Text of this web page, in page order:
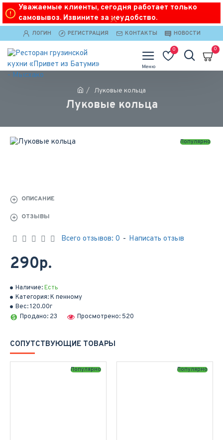
Уважаемые клиенты, сегодня работает только
самовывоз. Извините за неудобство.
ЛОГИН РЕГИСТРАЦИЯ КОНТАКТЫ НОВОСТИ
0 0
Луковые кольца
Луковые кольца
Популярно
ОПИСАНИЕ
ОТЗЫВЫ
Наличие:Есть
Категория:К пенному
Вес:120.00г
Продано: 23
Просмотрено: 520
Всего отзывов: 0 - Написать отзыв
290р.
СОПУТСТВУЮЩИЕ ТОВАРЫ
Популярно Популярно